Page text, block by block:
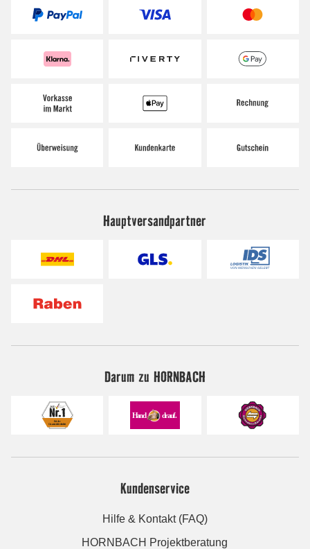
Hauptversandpartner
Darum zu HORNBACH
Kundenservice
Hilfe & Kontakt (FAQ)
HORNBACH Projektberatung